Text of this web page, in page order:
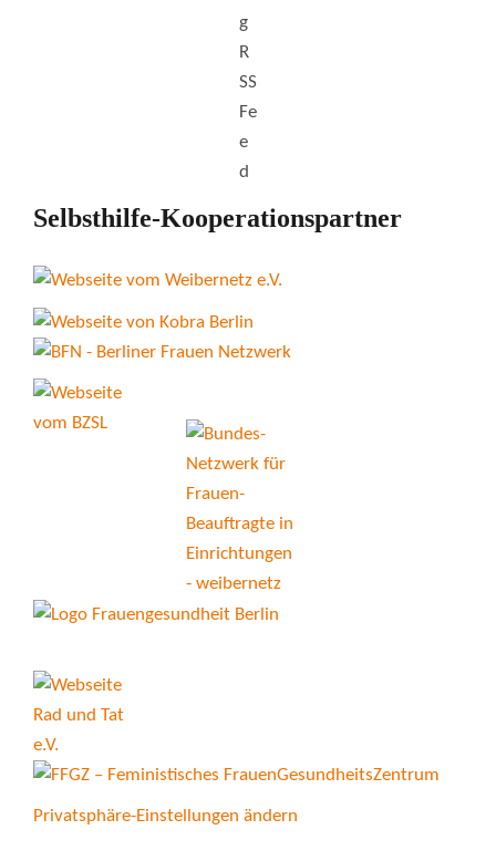
Selbsthilfe-Kooperationspartner
Privatsphäre-Einstellungen ändern